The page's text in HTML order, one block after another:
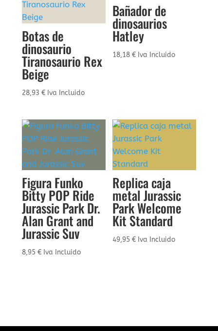
Botas de
dinosaurio
Tiranosaurio Rex
Beige
28,93 € Iva Incluido
Bañador de
dinosaurios
Hatley
18,18€ Iva Incluido
Figura Funko
Bitty POP Ride
Jurassic Park Dr.
Alan Grant and
Jurassic Suv
8,95 € Iva Incluido
Replica caja
metal Jurassic
Park Welcome
Kit Standard
49,95€ Iva Incluido